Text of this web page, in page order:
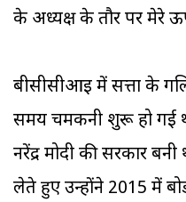
के अध्यक्ष के तौर पर मेरे
बीसीसीआइ में सत्ता के
समय चमकनी शुरू हो गई
नरेंद्र मोदी की सरकार
लेते हुए उन्होंने 2015 में